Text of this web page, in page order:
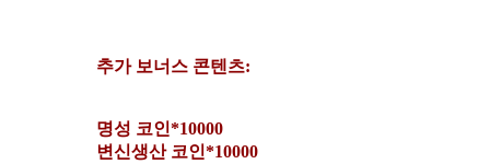
추가 보너스 콘텐츠:
명성 코인*10000
변신생산 코인*10000